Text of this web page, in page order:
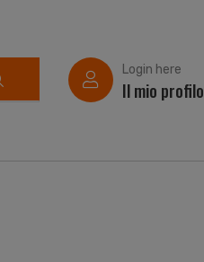
Login here
Il mio profilo